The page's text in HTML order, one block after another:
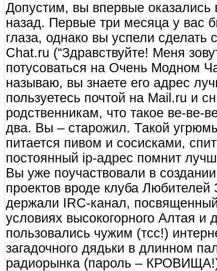
Допустим, вы впервые оказались
назад. Первые три месяца у вас
глаза, однако вы успели сделать
Chat.ru (“Здравствуйте! Меня
потусоваться на Очень Модном
называю, вы знаете его адрес
пользуетесь почтой на Mail.ru и
родственникам, что такое ве-ве-
два. Вы – старожил. Такой
питается пивом и сосисками,
постоянный ip-адрес помнит
Вы уже поучаствовали в
проектов вроде клуба
держали IRC-канал,
условиях высокогорного Алтая и
пользовались чужим (тсс!)
загадочного дядьки в длинном
радиорынка (пароль –